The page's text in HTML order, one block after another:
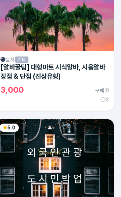
설치 기타
[알바꿀팁] 대형마트 시식알바, 시음알바
장점 & 단점 (진상유형)
3,000
구매 11
2
5.0